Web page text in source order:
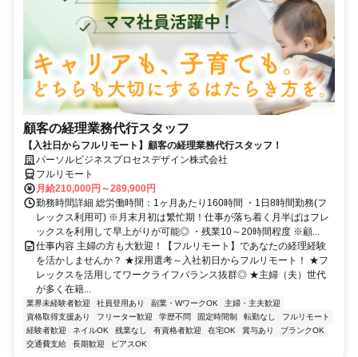
顧客の経理業務代行スタッフ
【入社日からフルリモート】顧客の経理業務代行スタッフ！
パーソルビジネスプロセスデザイン株式会社
フルリモート
月給210,000円～289,900円
勤務時間詳細 総労働時間：1ヶ月あたり160時間 ・1日8時間勤務(フ
レックス利用可) ※月末月初は繁忙期！仕事が落ち着く月半ばはフレ
ックスを利用して早上がりが可能◎ ・残業10～20時間程度 ※顧...
仕事内容 主婦の方も大歓迎！【フルリモート】であなたの経理経験
を活かしませんか？ ★採用選考～入社初日からフルリモート！ ★フ
レックスを活用してワークライフバランス抜群◎ ★主婦（夫）世代
が多く在籍...
業界未経験者歓迎 社員登用あり 副業・WワークOK
主婦・主夫歓迎
資格取得支援あり
フリーター歓迎 学歴不問 固定時間制 転勤なし
フルリモート
経験者歓迎
ネイルOK 残業なし 有資格者歓迎 在宅OK 賞与あり
ブランクOK
交通費支給
長期歓迎 ピアスOK